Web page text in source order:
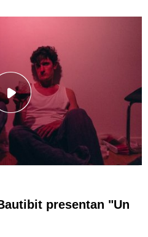
presentan "Un